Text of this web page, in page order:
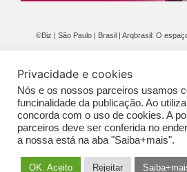
©Biz | São Paulo | Brasil | Arqbrasil: O
GERAIS DE
Privacidade e cookies
Nós e os nossos parceiros usamos
funcinalidade da publicação. Ao
concorda com o uso de cookies. A
parceiros deve ser conferida no
a nossa está na aba "Saiba+mais".
OK. Aceito Rejeitar